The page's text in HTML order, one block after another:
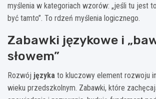
myślenia w kategoriach wzorów: „jeśli tu jest
być tamto”. To rdzeń myślenia logicznego.
Zabawki językowe i
słowem”
Rozwój języka to kluczowy element rozwoju
wieku przedszkolnym. Zabawki, które